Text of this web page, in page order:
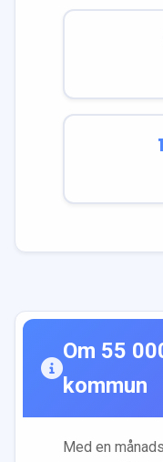
Om 55
kommun
Med en